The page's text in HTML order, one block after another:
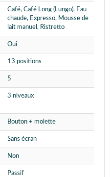
Café, Café Long (Lungo), Eau
chaude, Expresso, Mousse de
lait manuel, Ristretto
Oui
13 positions
5
3 niveaux
Bouton + molette
Sans écran
Non
Passif